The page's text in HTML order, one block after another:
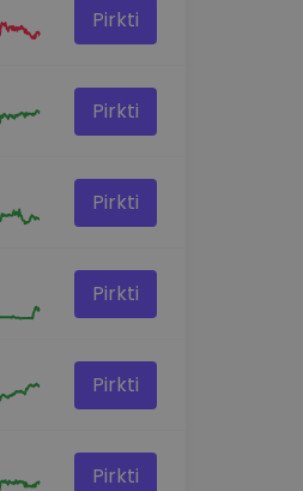
Pirkti
Pirkti
Pirkti
Pirkti
Pirkti
Pirkti